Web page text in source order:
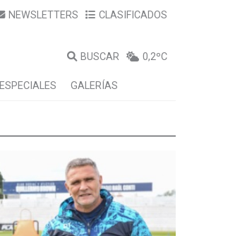
NEWSLETTERS CLASIFICADOS
BUSCAR 0,2ºC
ESPECIALES GALERÍAS